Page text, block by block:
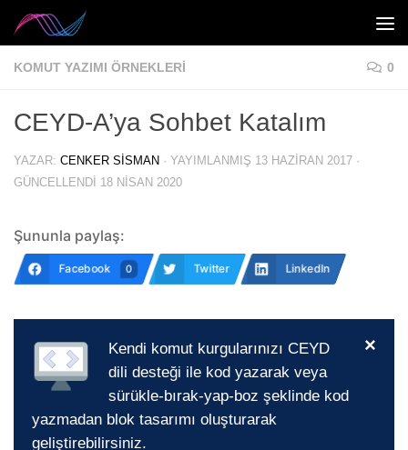
Skip to content
KOMUT YAZIMI ÖRNEKLERI 0
CEYD-A’ya Sohbet Katalım
YAZAR: CENKER SISMAN · YAYIMLANMIŞ 13 HAZIRAN 2017 ·
GÜNCELLENDI 18 NISAN 2020
Şununla paylaş:
Facebook 0 Twitter LinkedIn
×
Kendi komut kurgularınızı CEYD
dili desteği ile kod yazarak veya
sürükle-bırak-yap-boz şeklinde kod
yazmadan blok tasarımı oluşturarak
geliştirebilirsiniz.